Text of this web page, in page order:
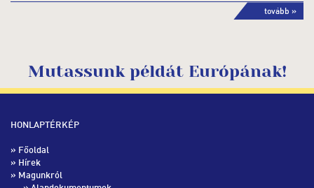
tovább »
Mutassunk példát Európának!
HONLAPTÉRKÉP
» Főoldal
» Hírek
» Magunkról